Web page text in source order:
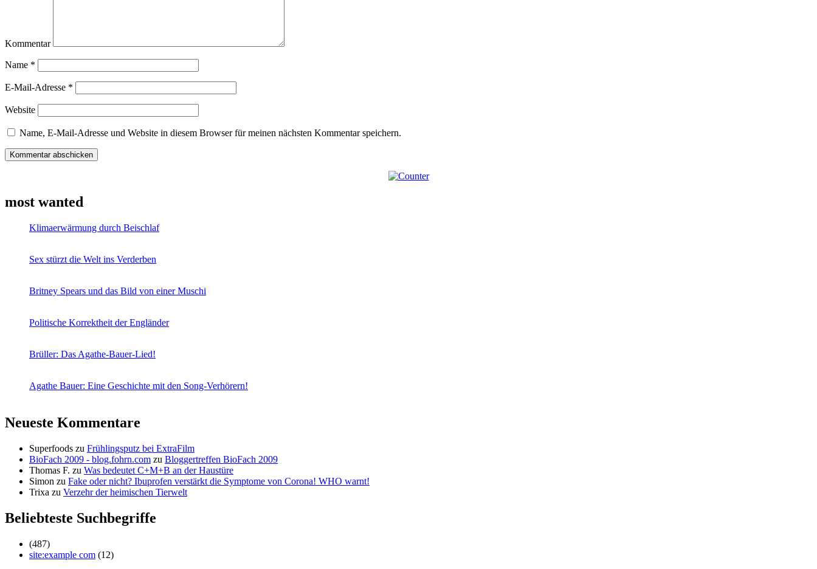
Kommentar
Name *
E-Mail-Adresse *
Website
Name, E-Mail-Adresse und Website in diesem Browser für meinen nächsten Kommentar speichern.
most wanted
Klimaerwärmung durch Beischlaf
Sex stürzt die Welt ins Verderben
Britney Spears und das Bild von einer Muschi
Politische Korrektheit der Engländer
Brüller: Das Agathe-Bauer-Lied!
Agathe Bauer: Eine Geschichte mit den Song-Verhörern!
Neueste Kommentare
Superfoods zu Frühlingsputz bei ExtraFilm
BioFach 2009 - blog.fohrn.com zu Bloggertreffen BioFach 2009
Thomas F. zu Was bedeutet C+M+B an der Haustüre
Simon zu Fake oder nicht? Ibuprofen verstärkt die Symptome von Corona! WHO warnt!
Trixa zu Verzehr der heimischen Tierwelt
Beliebteste Suchbegriffe
(487)
site:example com (12)